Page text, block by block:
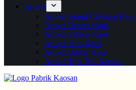
Artikel
Artikel Brand Clothing Kaos
Artikel Desain Kaos
Artikel Sablon Kaos
Artikel Jahit Kaos
Artikel Bordir Kaos
Artikel Tips Trik Kaosan